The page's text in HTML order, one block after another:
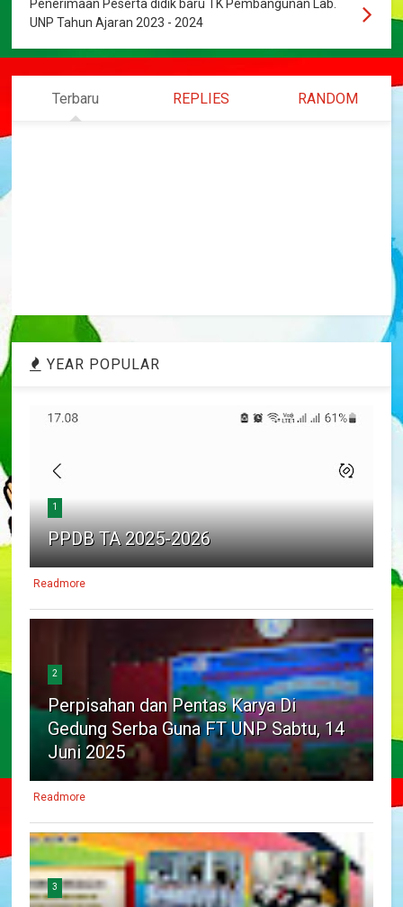
Penerimaan Peserta didik baru TK Pembangunan Lab.
UNP Tahun Ajaran 2023 - 2024
Terbaru REPLIES RANDOM
YEAR POPULAR
1
PPDB TA 2025-2026
Readmore
2
Perpisahan dan Pentas Karya Di
Gedung Serba Guna FT UNP Sabtu, 14
Juni 2025
Readmore
3